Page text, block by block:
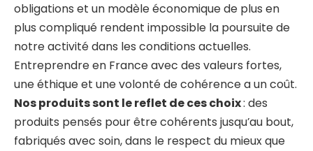
obligations et un modèle économique de plus en
plus compliqué rendent impossible la poursuite de
notre activité dans les conditions actuelles.
Entreprendre en France avec des valeurs fortes,
une éthique et une volonté de cohérence a un coût.
Nos produits sont le reflet de ces choix: des
produits pensés pour être cohérents jusqu’au bout,
fabriqués avec soin, dans le respect du mieux que